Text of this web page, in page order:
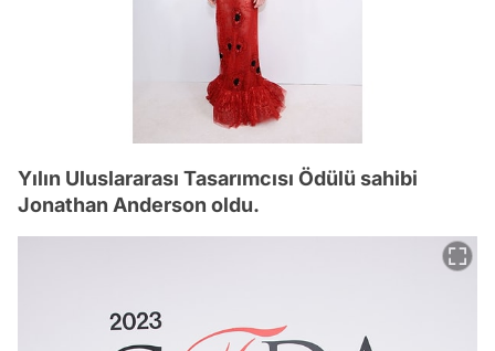
Yılın Uluslararası Tasarımcısı Ödülü sahibi
Jonathan Anderson oldu.